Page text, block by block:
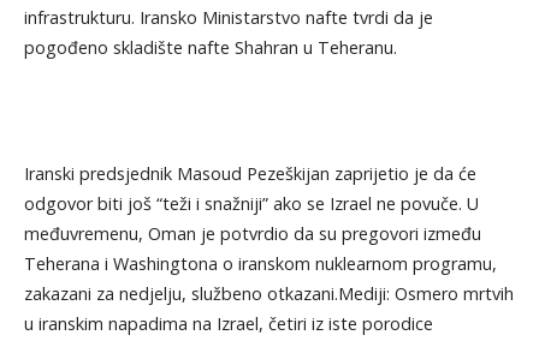
infrastrukturu. Iransko Ministarstvo nafte tvrdi da je
pogođeno skladište nafte Shahran u Teheranu.
Iranski predsjednik Masoud Pezeškijan zaprijetio je da će
odgovor biti još “teži i snažniji” ako se Izrael ne povuče. U
međuvremenu, Oman je potvrdio da su pregovori između
Teherana i Washingtona o iranskom nuklearnom programu,
zakazani za nedjelju, službeno otkazani.Mediji: Osmero mrtvih
u iranskim napadima na Izrael, četiri iz iste porodice